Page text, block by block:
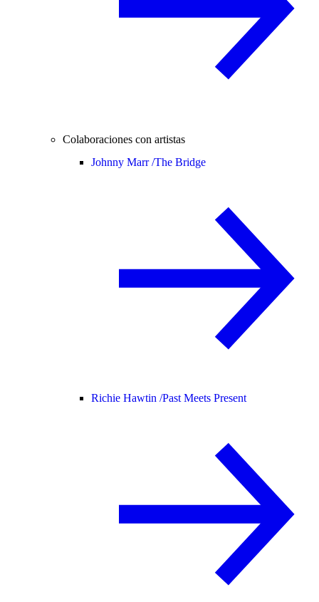
Colaboraciones con artistas
Johnny Marr /The Bridge
Richie Hawtin /Past Meets Present